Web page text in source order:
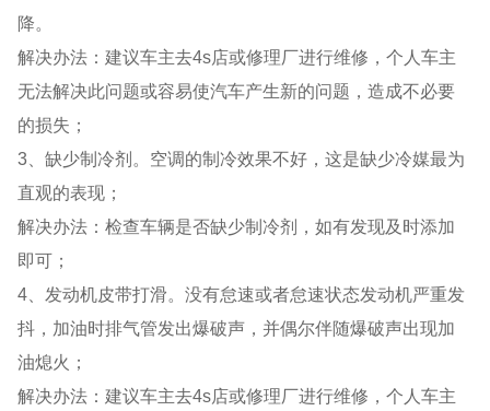
降。
解决办法：建议车主去4s店或修理厂进行维修，个人车主
无法解决此问题或容易使汽车产生新的问题，造成不必要
的损失；
3、缺少制冷剂。空调的制冷效果不好，这是缺少冷媒最为
直观的表现；
解决办法：检查车辆是否缺少制冷剂，如有发现及时添加
即可；
4、发动机皮带打滑。没有怠速或者怠速状态发动机严重发
抖，加油时排气管发出爆破声，并偶尔伴随爆破声出现加
油熄火；
解决办法：建议车主去4s店或修理厂进行维修，个人车主